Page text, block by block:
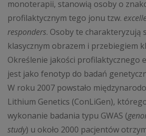
monoterapii, stanowią osoby o
profilaktycznym tego jonu tzw.
responders. Osoby te charakteryzują
klasycznym obrazem i przebiegiem
Określenie jakości profilaktycznego
jest jako fenotyp do badań
W roku 2007 powstało
Lithium Genetics (ConLiGen),
wykonanie badania typu GWAS (
study) u około 2000 pacjentów